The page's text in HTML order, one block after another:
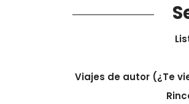
Viajes de autor (¿Te